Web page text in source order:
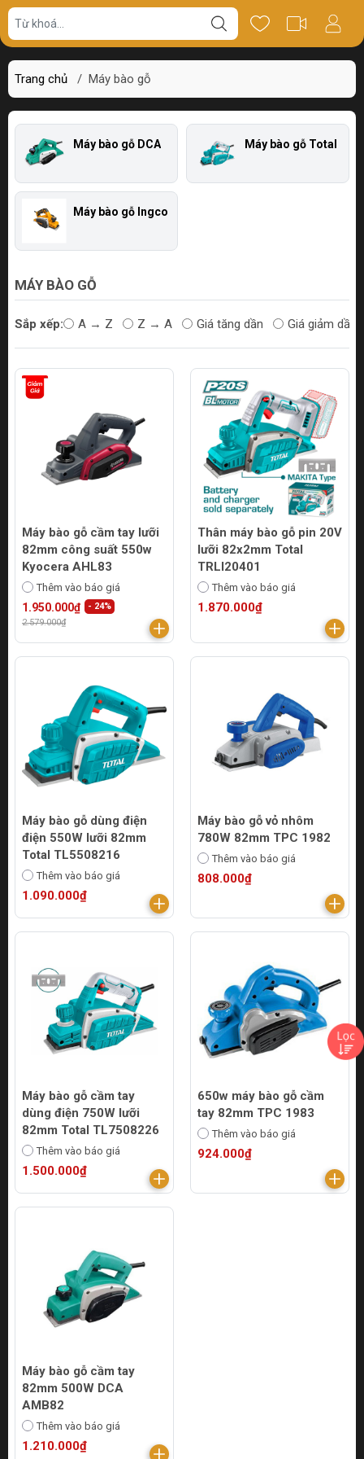
Trang chủ / Máy bào gỗ
Máy bào gỗ DCA Máy bào gỗ Total
Máy bào gỗ Ingco
MÁY BÀO GỖ
Sắp xếp: A → Z Z → A Giá tăng dần Giá giảm dần
Máy bào gỗ cầm tay lưỡi
82mm công suất 550w
Kyocera AHL83
Thêm vào báo giá
1.950.000₫
2.579.000₫
- 24%
Thân máy bào gỗ pin 20V
lưỡi 82x2mm Total
TRLI20401
Thêm vào báo giá
1.870.000₫
Máy bào gỗ dùng điện
điện 550W lưỡi 82mm
Total TL5508216
Thêm vào báo giá
1.090.000₫
Máy bào gỗ vỏ nhôm
780W 82mm TPC 1982
Thêm vào báo giá
808.000₫
Máy bào gỗ cầm tay
dùng điện 750W lưỡi
82mm Total TL7508226
Thêm vào báo giá
1.500.000₫
650w máy bào gỗ cầm
tay 82mm TPC 1983
Thêm vào báo giá
924.000₫
Máy bào gỗ cầm tay
82mm 500W DCA
AMB82
Thêm vào báo giá
1.210.000₫